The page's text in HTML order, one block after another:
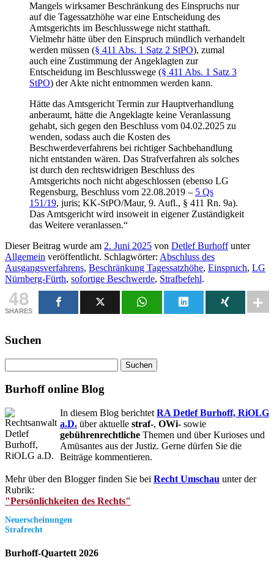
Mangels wirksamer Beschränkung des Einspruchs nur
auf die Tagessatzhöhe war eine Entscheidung des
Amtsgerichts im Beschlusswege nicht statthaft.
Vielmehr hätte über den Einspruch mündlich verhandelt
werden müssen (§ 411 Abs. 1 Satz 2 StPO), zumal
auch eine Zustimmung der Angeklagten zur
Entscheidung im Beschlusswege (§ 411 Abs. 1 Satz 3
StPO) der Akte nicht entnommen werden kann.
Hätte das Amtsgericht Termin zur Hauptverhandlung
anberaumt, hätte die Angeklagte keine Veranlassung
gehabt, sich gegen den Beschluss vom 04.02.2025 zu
wenden, sodass auch die Kosten des
Beschwerdeverfahrens bei richtiger Sachbehandlung
nicht entstanden wären. Das Strafverfahren als solches
ist durch den rechtswidrigen Beschluss des
Amtsgerichts noch nicht abgeschlossen (ebenso LG
Regensburg, Beschluss vom 22.08.2019 – 5 Qs
151/19, juris; KK-StPO/Maur, 9. Aufl., § 411 Rn. 9a).
Das Amtsgericht wird insoweit in eigener Zuständigkeit
das Weitere veranlassen.“
Dieser Beitrag wurde am 2. Juni 2025 von Detlef Burhoffunter
Allgemein veröffentlicht. Schlagwörter: Abschluss des
Ausgangsverfahrens, Beschränkung Tagessatzhöhe, Einspruch, LG
Nürnberg-Fürth, sofortige Beschwerde, Strafbefehl.
48
SHARES
Suchen
nach:
Burhoff online Blog
In diesem Blog berichtet RA Detlef Burhoff, RiOLG
a.D. über aktuelle straf-, OWi- sowie
gebührenrechtliche Themen und über Kurioses und
Amüsantes aus der Justiz. Gerne dürfen Sie die
Beiträge kommentieren.
Mehr über den Blogger finden Sie bei Recht Umschau unter der
Rubrik:
"Persönlichkeiten des Rechts"
Neuerscheinungen
Strafrecht
Burhoff-Quartett 2026